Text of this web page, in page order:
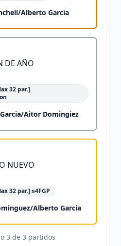
/Alberto Garcia
DE AÑO
32 par.]
/Aitor Domingiez
NUEVO
32 par.] ≤4FGP
/Alberto Garcia
3 de 3 partidos